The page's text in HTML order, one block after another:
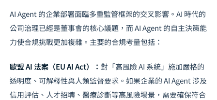
AI Agent 的企業部署面臨多重監管框架的交叉影響。 AI 時代的
公司治理已經是董事會的核心議題，而 AI Agent 的自主決策能
力使合規挑戰更加複雜。主要的合規考量包括：
歐盟 AI 法案（EU AI Act）： 對「高風險 AI 系統」施加嚴格的
透明度、可解釋性與人類監督要求。如果企業的 AI Agent 涉及
信用評估、人才招聘、醫療診斷等高風險場景，需要確保符合